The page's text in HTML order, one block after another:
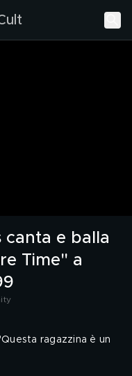
canta e balla
Time" a
ragazzina è un